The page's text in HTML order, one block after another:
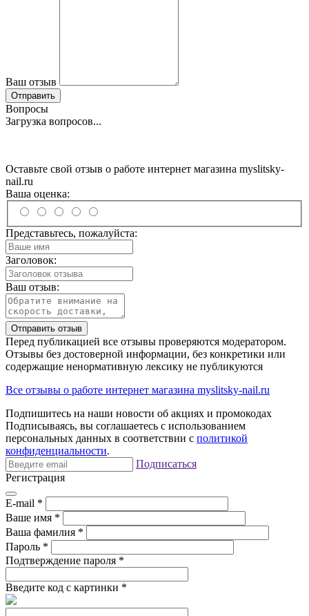
Ваш отзыв
Отправить
Вопросы
Загрузка вопросов...
Оставьте свой отзыв о работе интернет магазина myslitsky-
nail.ru
Ваша оценка:
Представьтесь, пожалуйста:
Заголовок:
Ваш отзыв:
Отправить отзыв
Перед публикацией все отзывы проверяются модератором.
Отзывы без достоверной информации, без конкретики или
содержащие ненормативную лексику не публикуются
Все отзывы о работе интернет магазина myslitsky-nail.ru
Подпишитесь на наши новости об акциях и промокодах
Подписываясь, вы соглашаетесь с использованием
персональных данных в соответствии с политикой
конфиденциальности.
Подписаться
Регистрация
E-mail *
Ваше имя *
Ваша фамилия *
Пароль *
Подтверждение пароля *
Введите код с картинки *